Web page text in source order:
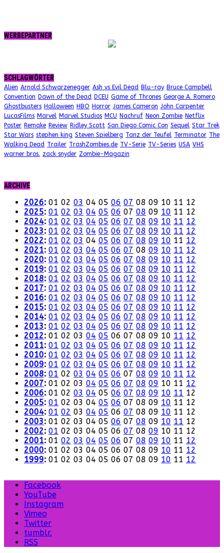
WERBEPARTNER
SCHLAGWÖRTER
Alien Arnold Schwarzenegger Ash vs Evil Dead Blu-ray Bruce Campbell
Convention Dawn of the Dead DCEU Game of Thrones George A. Romero
Ghostbusters Halloween HBO Horror James Cameron John Carpenter
LucasFilms Marvel Marvel Studios MCU Nachruf Neon Zombie Netflix
Poster Remake Review Ridley Scott San Diego Comic Con Sequel Star Trek
Star Wars stephen king Steven Spielberg Tanz der Teufel Terminator The
Walking Dead Trailer TrashZombies.de TV-Serie TV-Series USA VHS
warner bros. zack snyder Zombie-Magazin
ARCHIVE
2026: 01 02 03 04 05 06 07 08 09 10 11 12
2025: 01 02 03 04 05 06 07 08 09 10 11 12
2024: 01 02 03 04 05 06 07 08 09 10 11 12
2023: 01 02 03 04 05 06 07 08 09 10 11 12
2022: 01 02 03 04 05 06 07 08 09 10 11 12
2021: 01 02 03 04 05 06 07 08 09 10 11 12
2020: 01 02 03 04 05 06 07 08 09 10 11 12
2019: 01 02 03 04 05 06 07 08 09 10 11 12
2018: 01 02 03 04 05 06 07 08 09 10 11 12
2017: 01 02 03 04 05 06 07 08 09 10 11 12
2016: 01 02 03 04 05 06 07 08 09 10 11 12
2015: 01 02 03 04 05 06 07 08 09 10 11 12
2014: 01 02 03 04 05 06 07 08 09 10 11 12
2013: 01 02 03 04 05 06 07 08 09 10 11 12
2012: 01 02 03 04 05 06 07 08 09 10 11 12
2011: 01 02 03 04 05 06 07 08 09 10 11 12
2010: 01 02 03 04 05 06 07 08 09 10 11 12
2009: 01 02 03 04 05 06 07 08 09 10 11 12
2008: 01 02 03 04 05 06 07 08 09 10 11 12
2007: 01 02 03 04 05 06 07 08 09 10 11 12
2006: 01 02 03 04 05 06 07 08 09 10 11 12
2005: 01 02 03 04 05 06 07 08 09 10 11 12
2004: 01 02 03 04 05 06 07 08 09 10 11 12
2003: 01 02 03 04 05 06 07 08 09 10 11 12
2002: 01 02 03 04 05 06 07 08 09 10 11 12
2001: 01 02 03 04 05 06 07 08 09 10 11 12
2000: 01 02 03 04 05 06 07 08 09 10 11 12
1999: 01 02 03 04 05 06 07 08 09 10 11 12
Facebook
YouTube
Instagram
Vimeo
Twitter
tumblr.
RSS